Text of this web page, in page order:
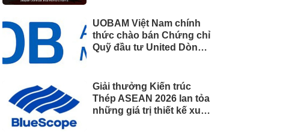
UOBAM Việt Nam chính
thức chào bán Chứng chỉ
Quỹ đầu tư United Dòng
Giải thưởng Kiến trúc
Thép ASEAN 2026 lan tỏa
những giá trị thiết kế xuất